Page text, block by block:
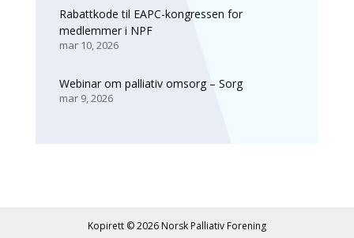
Rabattkode til EAPC-kongressen for
medlemmer i NPF
mar 10, 2026
Webinar om palliativ omsorg – Sorg
mar 9, 2026
Kopirett © 2026 Norsk Palliativ Forening